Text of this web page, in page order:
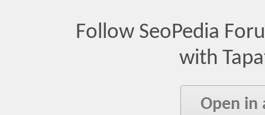
Follow SeoPedia
with
Open in